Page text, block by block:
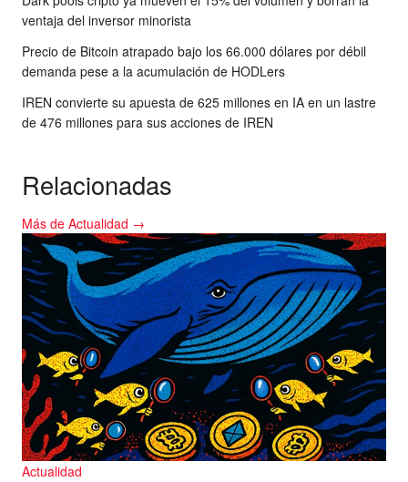
ventaja del inversor minorista
Precio de Bitcoin atrapado bajo los 66.000 dólares por débil
demanda pese a la acumulación de HODLers
IREN convierte su apuesta de 625 millones en IA en un lastre
de 476 millones para sus acciones de IREN
Relacionadas
Más de Actualidad →
Actualidad